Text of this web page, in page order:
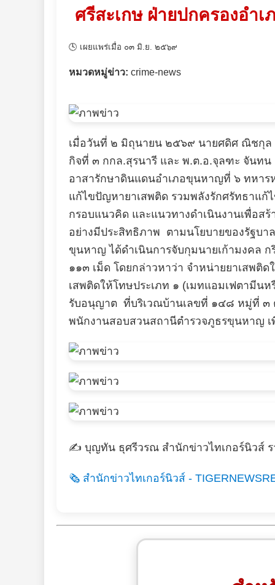
ศรีสะเกษ ฝ่ายปกครองอำ
🕓 เผยแพร่เมื่อ ๐๓ มิ.ย. ๒๕๖๙
หมวดหมู่ข่าว: crime-news
เมื่อวันที่ ๒ มิถุนายน ๒๕๖๙ นายศดิศ ณิชกุ
กิจที่ ๓ กกล.สุรนารี และ พ.ต.อ.จุลฑะ จันท
อาสารักษาดินแดนอำเภอขุนหาญที่ ๖ ทหาร
แก้ไขปัญหายาเสพติด รวมพลังรักศรัทธาแก้
กรอบแนวคิด และแนวทางดำเนินงานเพื่อส
อย่างมีประสิทธิภาพ ตามนโยบายของรัฐบา
ขุนหาญ ได้ดำเนินการจับกุมนายเก้ามงคล
๑๑๓ เม็ด โดยกล่าวหาว่า จำหน่ายยาเสพติ
เสพติดให้โทษประเภท ๑ (เมทแอมเฟตามีน
รับอนุญาต ที่บริเวณบ้านเลขที่ ๑๔๘ หมู่ที่ ๓
พนักงานสอบสวนสถานีตำรวจภูธรขุนหาญ
✍️ บุญทัน ธุศรีวรณ สำนักข่าวไทเกอร์นิวส์ ร
🗞️ สำนักข่าวไทเกอร์นิวส์ -